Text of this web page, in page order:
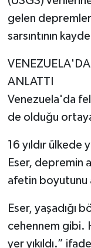
gelen
sarsıntının
VENEZUELA'DA
ANLATTI
Venezuela'da
de olduğu
16 yıldır ülkede
Eser, depremin
afetin boyutunu
Eser, yaşadığı
cehennem gibi.
yer yıkıldı.”